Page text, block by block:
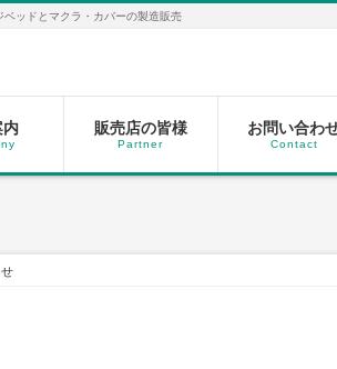
ッドとマクラ・カバーの製造販売
内 販売店の皆様
Partner
お問い合わ
Contact